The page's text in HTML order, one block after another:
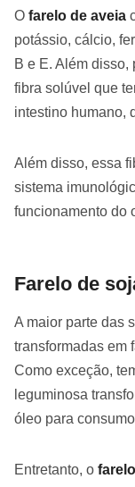
O farelo de aveia
potássio, cálcio,
B e E. Além disso,
fibra solúvel que
intestino humano,
Além disso, essa
sistema
funcionamento do
Farelo de
A maior parte das
transformadas em
Como exceção,
leguminosa
óleo para
Entretanto, o